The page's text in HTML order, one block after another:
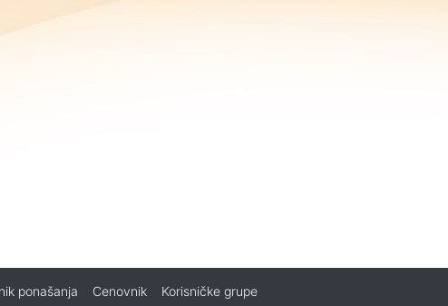
ponašanja Cenovnik Korisničke grupe